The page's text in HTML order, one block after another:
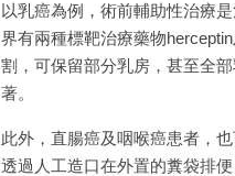
以乳癌為例，術前輔助性治療
界有兩種標靶治療藥物
割，可保留部分乳房，甚至全
著。
此外，直腸癌及咽喉癌患者，
透過人工造口在外置的糞袋排